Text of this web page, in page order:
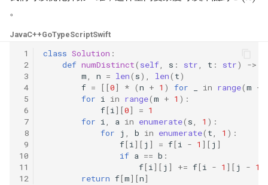
38. 外观数列
39. 组合总和
40. 组合总和 II
41. 缺失的第一个正数
42. 接雨水
38. 字符串的排列
39. 数组中出现次数超过一半
的数字
40. 最小的 k 个数
41. 数据流中的中位数
5.6. 整数转换
5.8. 绘制直线
8.1. 三步问题
8.2. 迷路的机器人
8.3. 魔术索引
。
JavaC++GoTypeScriptSwift
1
2
3
4
5
6
7
8
9
10
11
12
class Solution :
def numDistinct( self, s : str, t : str) ->
m, n = len( s), len( t)
f = [[0] * (n + 1 ) for in range(m +
for i in range(m + 1 ):
f[i][0] = 1
for i, a in enumerate( s, 1 ):
for
j , b in enumerate( t, 1 ):
f[i][ j ] = f[i - 1 ][ j ]
if a == b :
f[i][ j ] += f[i - 1 ][ j - 1
return f[m][n]